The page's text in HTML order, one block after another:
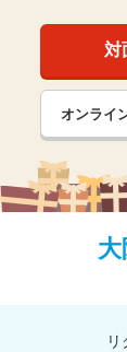
対
オンライ